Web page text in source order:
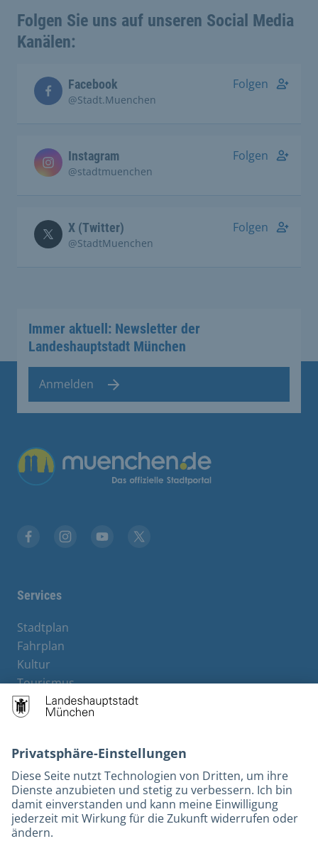
Folgen Sie uns auf unseren Social Media
Kanälen:
Facebook
@Stadt.Muenchen
Folgen
Instagram
@stadtmuenchen
Folgen
X (Twitter)
@StadtMuenchen
Folgen
Immer aktuell: Newsletter der
Landeshauptstadt München
Anmelden
Services
Stadtplan
Fahrplan
Kultur
Tourismus
M-Strom
Bürgerservice
Kontakt
Barrierefreiheit
Leichte Sprache